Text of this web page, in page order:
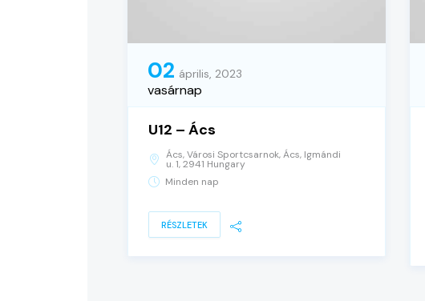
02 április, 2023
vasárnap
U12 – Ács
Ács, Városi Sportcsarnok, Ács, Igmándi
u. 1, 2941 Hungary
Minden nap
RÉSZLETEK